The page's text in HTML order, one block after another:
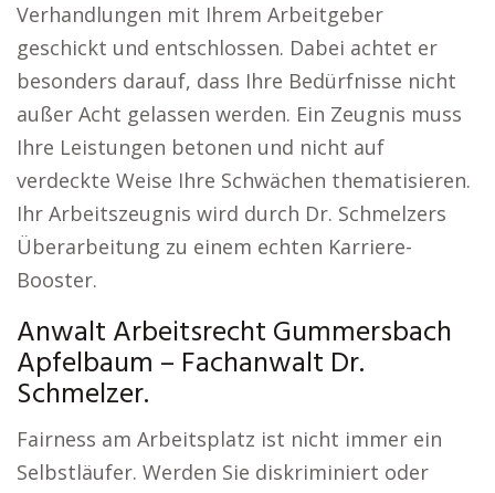
Verhandlungen mit Ihrem Arbeitgeber
geschickt und entschlossen. Dabei achtet er
besonders darauf, dass Ihre Bedürfnisse nicht
außer Acht gelassen werden. Ein Zeugnis muss
Ihre Leistungen betonen und nicht auf
verdeckte Weise Ihre Schwächen thematisieren.
Ihr Arbeitszeugnis wird durch Dr. Schmelzers
Überarbeitung zu einem echten Karriere-
Booster.
Anwalt Arbeitsrecht Gummersbach
Apfelbaum – Fachanwalt Dr.
Schmelzer.
Fairness am Arbeitsplatz ist nicht immer ein
Selbstläufer. Werden Sie diskriminiert oder